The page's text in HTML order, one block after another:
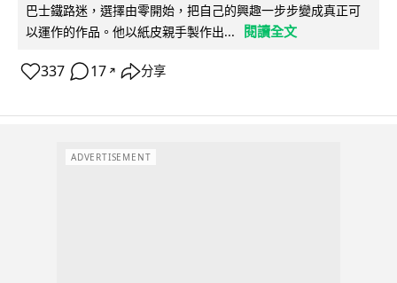
巴士鐵路迷，選擇由零開始，把自己的興趣一步步變成真正可
以運作的作品。他以紙皮親手製作出...
閱讀全文
337 17 ↗ 分享
ADVERTISEMENT